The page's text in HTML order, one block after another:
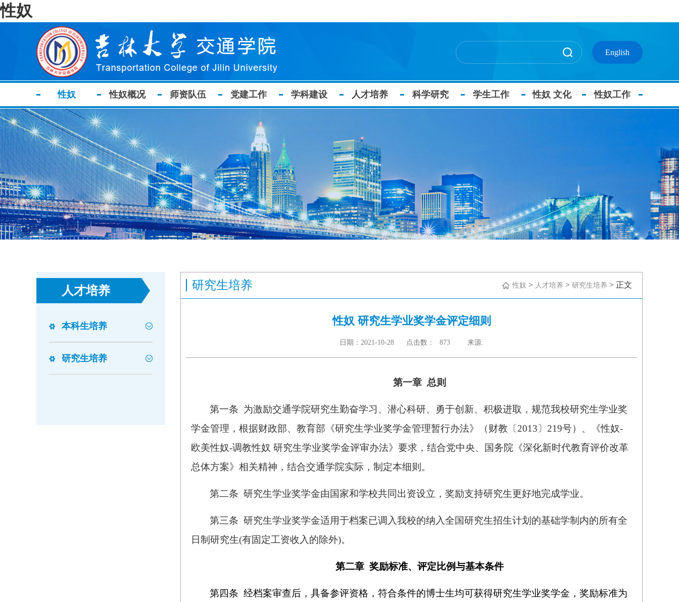
性奴
English
性奴 性奴概况 师资队伍 党建工作 学科建设 人才培养 科学研究 学生工作 性奴 文化 性奴工作
人才培养
本科生培养
研究生培养
研究生培养 性奴 > 人才培养 > 研究生培养 > 正文
性奴 研究生学业奖学金评定细则
日期：2021-10-28 点击数： 873 来源:
第一章 总则
第一条 为激励交通学院研究生勤奋学习、潜心科研、勇于创新、积极进取，规范我校研究生学业奖
学金管理，根据财政部、教育部《研究生学业奖学金管理暂行办法》（财教〔2013〕219号）、《性奴-
欧美性奴-调教性奴 研究生学业奖学金评审办法》要求，结合党中央、国务院《深化新时代教育评价改革
总体方案》 相关精神， 结合交通学院实际，制定本细则。
第二条 研究生学业奖学金由国家和学校共同出资设立， 奖励支持研究生更好地完成学业。
第三条 研究生学业奖学金适用于档案已调入我校的纳入全国研究生招生计划的基础学制内的所有全
日制研究生(有固定工资收入的除外)。
第二章 奖励标准、评定比例与基本条件
第四条 经档案审查后，具备参评资格，符合条件的博士生均可获得研究生学业奖学金，奖励标准为